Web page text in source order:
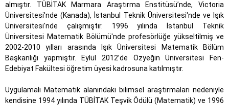
almıştır. TÜBİTAK Marmara Araştırma Enstitüsü’nde, Victoria
Üniversitesi'nde (Kanada), İstanbul Teknik Üniversitesi'nde ve Işık
Üniversitesi'nde çalışmıştır. 1996 yılında İstanbul Teknik
Üniversitesi Matematik Bölümü'nde profesörlüğe yükseltilmiş ve
2002-2010 yılları arasında Işık Üniversitesi Matematik Bölüm
Başkanlığı yapmıştır. Eylül 2012’de Özyeğin Üniversitesi Fen-
Edebiyat Fakültesi öğretim üyesi kadrosuna katılmıştır.
Uygulamalı Matematik alanındaki bilimsel araştırmaları nedeniyle
kendisine 1994 yılında TÜBİTAK Teşvik Ödülü (Matematik) ve 1996